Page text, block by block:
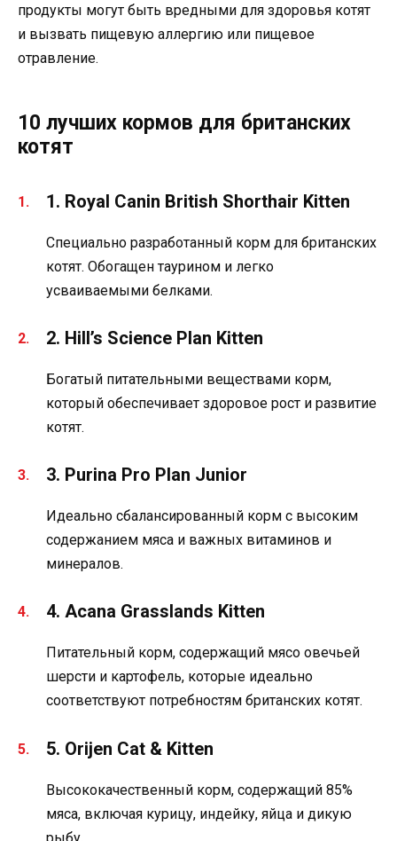
продукты могут быть вредными для здоровья котят
и вызвать пищевую аллергию или пищевое
отравление.
10 лучших кормов для британских
котят
1. Royal Canin British Shorthair Kitten
Специально разработанный корм для британских
котят. Обогащен таурином и легко
усваиваемыми белками.
2. Hill’s Science Plan Kitten
Богатый питательными веществами корм,
который обеспечивает здоровое рост и развитие
котят.
3. Purina Pro Plan Junior
Идеально сбалансированный корм с высоким
содержанием мяса и важных витаминов и
минералов.
4. Acana Grasslands Kitten
Питательный корм, содержащий мясо овечьей
шерсти и картофель, которые идеально
соответствуют потребностям британских котят.
5. Orijen Cat & Kitten
Высококачественный корм, содержащий 85%
мяса, включая курицу, индейку, яйца и дикую
рыбу.